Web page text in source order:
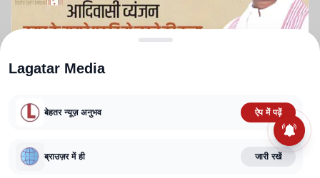
TERMS AND CONDITIONS
CORRECTIONS POLICY
FACT CHECKING POLICY
Lagatar Media
बेहतर न्यूज़ अनुभव ऐप में पढ़ें
ब्राउज़र में ही जारी रखें